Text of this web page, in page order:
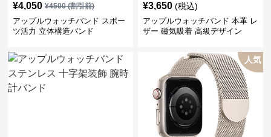
¥4,050 ¥4500(割引前)
アップルウォッチバンド スポー
ツ活力 立体構造バンド
¥3,650 (税込)
アップルウォッチバンド 本革 レ
ザー 磁気吸着 高級デザイン
人気